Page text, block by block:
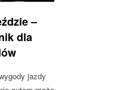
–
dla
jazdy